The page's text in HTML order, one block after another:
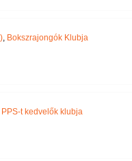
, Bokszrajongók Klubja
PPS-t kedvelők klubja